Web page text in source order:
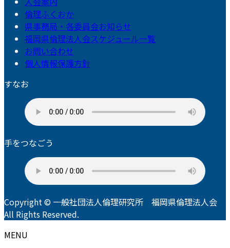
倫理ふくおか
県事務局・各委員会お知らせ
福岡県倫理法人会スケジュール一覧
お問い合わせ
個人情報保護方針
すなお
手をつなごう
Copyright © 一般社団法人倫理研究所 福岡県倫理法人会
All Rights Reserved.
MENU